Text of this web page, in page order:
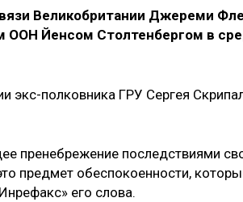
Великобритании Джереми
ООН Йенсом Столтенбергом в
экс-полковника ГРУ Сергея
пренебрежение последствиями
предмет обеспокоенности,
его слова.